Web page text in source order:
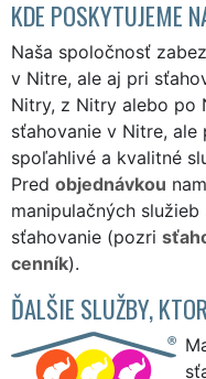
KDE POSKYTUJEME
Naša spoločnosť
v Nitre, ale aj pri
Nitry, z Nitry alebo po
sťahovanie v Nitre, ale
spoľahlivé a kvalitné
Pred objednávkou
manipulačných
sťahovanie (pozri
cenník).
ĎALŠIE SLUŽBY,